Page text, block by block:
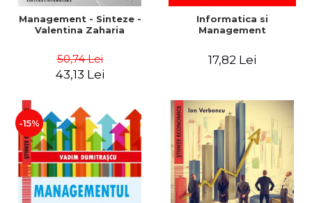
Management - Sinteze -
Valentina Zaharia
50,74 Lei
43,13 Lei
Informatica si
Management
17,82 Lei
-15%